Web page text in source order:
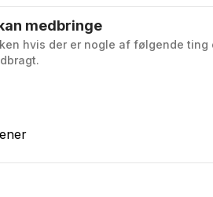
medbringe
hvis der er nogle af følgende ting